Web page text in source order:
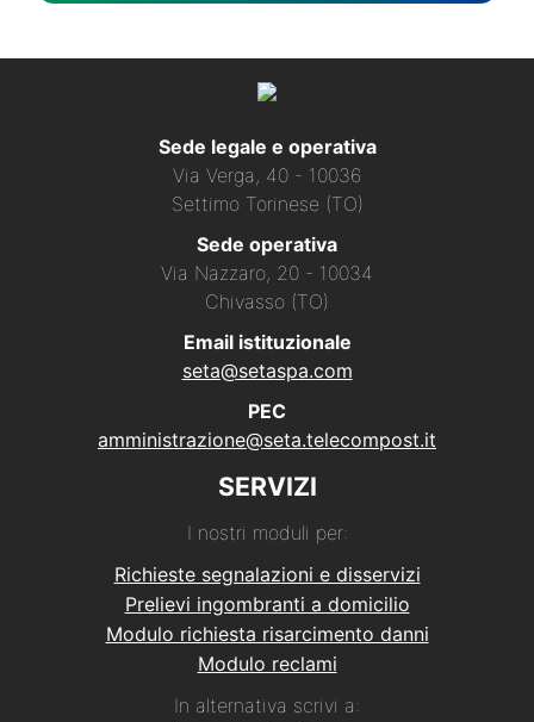
Sede legale e operativa
Via Verga, 40 - 10036
Settimo Torinese (TO)
Sede operativa
Via Nazzaro, 20 - 10034
Chivasso (TO)
Email istituzionale
seta@setaspa.com
PEC
amministrazione@seta.telecompost.it
SERVIZI
I nostri moduli per:
Richieste segnalazioni e disservizi
Prelievi ingombranti a domicilio
Modulo richiesta risarcimento danni
Modulo reclami
In alternativa scrivi a: